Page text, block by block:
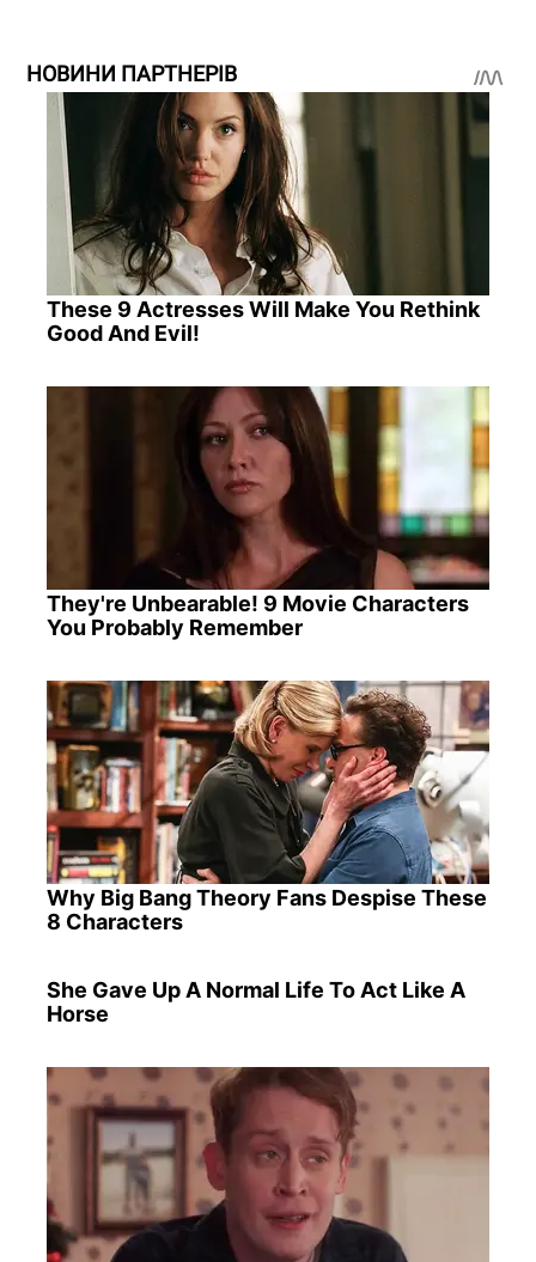
НОВИНИ ПАРТНЕРІВ
These 9 Actresses Will Make You Rethink
Good And Evil!
They're Unbearable! 9 Movie Characters
You Probably Remember
Why Big Bang Theory Fans Despise These
8 Characters
She Gave Up A Normal Life To Act Like A
Horse